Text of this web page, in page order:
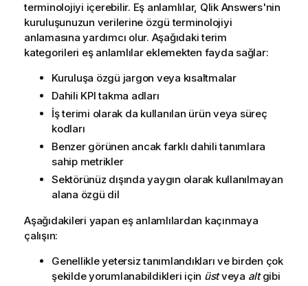
terminolojiyi içerebilir. Eş anlamlılar, Qlik Answers'nin
kuruluşunuzun verilerine özgü terminolojiyi
anlamasına yardımcı olur. Aşağıdaki terim
kategorileri eş anlamlılar eklemekten fayda sağlar:
Kuruluşa özgü jargon veya kısaltmalar
Dahili KPI takma adları
İş terimi olarak da kullanılan ürün veya süreç
kodları
Benzer görünen ancak farklı dahili tanımlara
sahip metrikler
Sektörünüz dışında yaygın olarak kullanılmayan
alana özgü dil
Aşağıdakileri yapan eş anlamlılardan kaçınmaya
çalışın:
Genellikle yetersiz tanımlandıkları ve birden çok
şekilde yorumlanabildikleri için üstveya altgibi